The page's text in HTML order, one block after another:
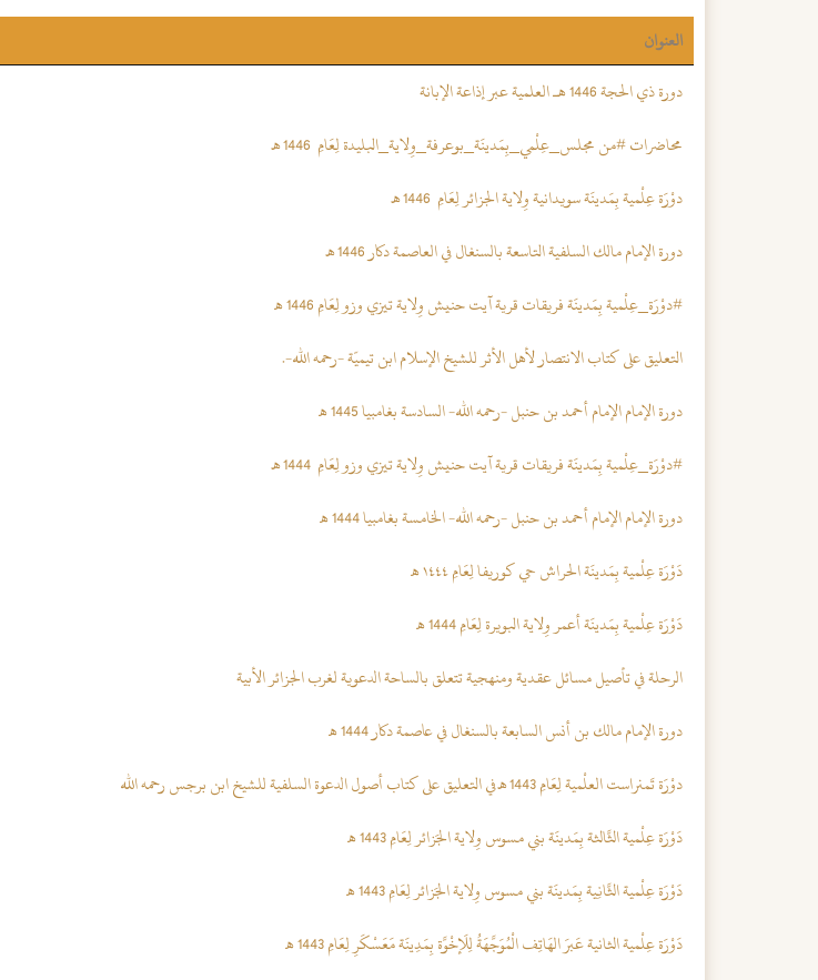
العنوان
دورة ذي الحجة 1446 هــ العلمية عبر إذاعة الإبانة
محاضرات #من مجلس_عِلْمي_بِمَدينَة_بوعرفة_وِلاية_البليدة لِعَامِ 1446 هـ
دوْرَة عِلْمية بِمَدينَة سويدانية وِلاية الجزائر لِعَامِ 1446 هـ
دورة الإمام مالك السلفية التاسعة بالسنغال في العاصمة دكار 1446 هـ
#دوْرَة_عِلْمية بِمَدينَة فريقات قرية آيت حنيش وِلاية تيزي وزو لِعَامِ 1446 هـ
التعليق على كتاب الانتصار لأهل الأثر للشيخ الإسلام ابن تيميّة -رحمه الله-.
دورة الإمام الإمام أحمد بن حنبل -رحمه الله- السادسة بغامبيا 1445 هـ
#دوْرَة_عِلْمية بِمَدينَة فريقات قرية آيت حنيش وِلاية تيزي وزو لِعَامِ 1444 هـ
دورة الإمام الإمام أحمد بن حنبل -رحمه الله- الخامسة بغامبيا 1444 هـ
دَوْرَة عِلْمية بِمَدينَة الحراش حي كوريفا لِعَامِ ١٤٤٤ هـ
دَوْرَة عِلْمية بِمَدينَة أعمر وِلاية البويرة لِعَامِ 1444 هـ
الرحلة في تأصيل مسائل عقدية ومنهجية تتعلق بالساحة الدعوية لغرب الجزائر الأبية
دورة الإمام مالك بن أنس السابعة بالسنغال في عاصمة دكار 1444 هـ
دوْرَة تَمنراست العلْمية لِعَامِ 1443 هـ في التعليق على كتاب أصول الدعوة السلفية للشيخ ابن برجس رحمه الله
دَوْرَة عِلْمية الثَّالثة بِمَدينَة بني مسوس وِلاية الجَزائر لِعَامِ 1443 هـ
دَوْرَة عِلْمية الثَّانِية بِمَدينَة بني مسوس وِلاية الجَزائر لِعَامِ 1443 هـ
دَوْرَة عِلْمية الثانية عَبرَ الهَاتِف الْمُوَجَّهَةُ لِلَإخْوَّة بِمَدِينَة مَعَسْكَرِ لِعَامِ 1443 هـ